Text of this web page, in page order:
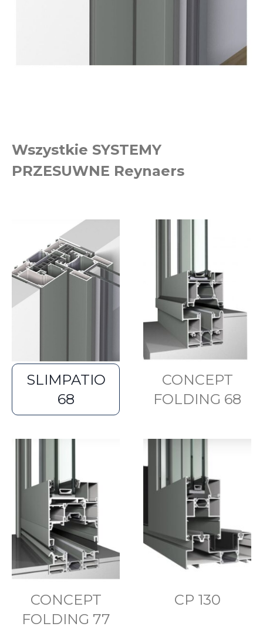
Wszystkie SYSTEMY
PRZESUWNE Reynaers
SLIMPATIO
68
CONCEPT
FOLDING 68
CONCEPT
FOLDING 77
CP 130